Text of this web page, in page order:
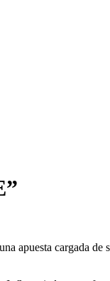
apuesta cargada